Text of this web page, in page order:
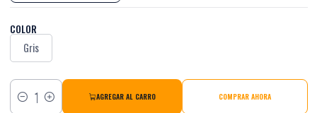
COLOR
Gris
Cantidad
AGREGAR AL CARRO COMPRAR AHORA